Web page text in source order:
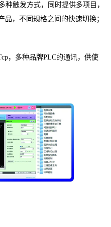
种触发方式，同时提供多项目，
，不同规格之间的快速切换；
，多种品牌PLC的通讯，供使